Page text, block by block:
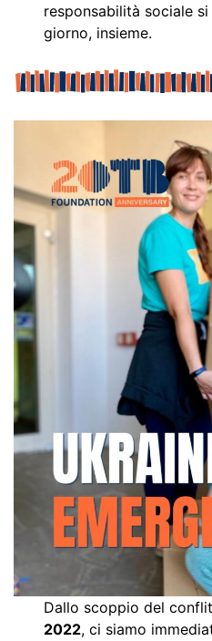
responsabilità sociale
giorno, insieme.
Dallo scoppio del
2022, ci siamo